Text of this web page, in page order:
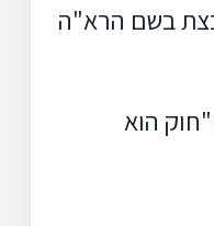
בשם הרא"ה
הוא